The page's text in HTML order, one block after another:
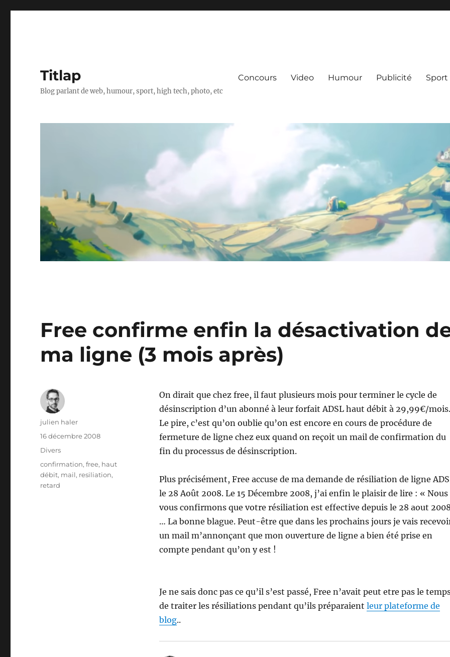
Titlap
Blog parlant de web, humour, sport, high tech, photo, etc
Concours Video Humour Publicité Sport
Free confirme enfin la désactivation
ma ligne (3 mois après)
On dirait que chez free, il faut plusieurs mois pour terminer le cycle de
désinscription d’un abonné à leur forfait ADSL haut débit à 29,99€/mois.
Le pire, c’est qu’on oublie qu’on est encore en cours de procédure de
fermeture de ligne chez eux quand on reçoit un mail de confirmation du
fin du processus de désinscription.
Plus précisément, Free accuse de ma demande de résiliation de ligne
le 28 Août 2008. Le 15 Décembre 2008, j’ai enfin le plaisir de lire : « Nous
vous confirmons que votre résiliation est effective depuis le 28 aout
… La bonne blague. Peut-être que dans les prochains jours je vais
un mail m’annonçant que mon ouverture de ligne a bien été prise en
compte pendant qu’on y est !
Je ne sais donc pas ce qu’il s’est passé, Free n’avait peut etre pas le
de traiter les résiliations pendant qu’ils préparaient leur plateforme de
blog..
Auteur
julien haler
Publié
16 décembre 2008
Catégories
Divers
Étiquettes
confirmation,free, haut
débit, mail, resiliation,
retard